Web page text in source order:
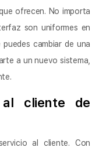
ofrecen. No importa
son uniformes en
cambiar de una
a un nuevo sistema,
cliente de
al cliente. Con